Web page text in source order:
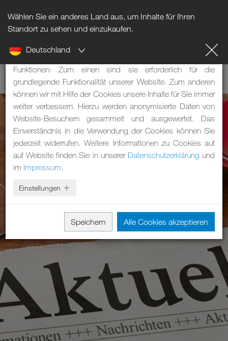
Wählen Sie ein anderes Land aus, um Inhalte für Ihren
Standort zu sehen und einzukaufen.
Deutschland
Hinweis zu Cookies
Unsere Webseite verwendet Cookies. Diese haben zwei
Funktionen: Zum einen sind sie erforderlich für die
grundlegende Funktionalität unserer Website. Zum anderen
können wir mit Hilfe der Cookies unsere Inhalte für Sie immer
weiter verbessern. Hierzu werden anonymisierte Daten von
Website-Besuchern gesammelt und ausgewertet. Das
Einverständnis in die Verwendung der Cookies können Sie
jederzeit widerrufen. Weitere Informationen zu Cookies auf
auf Website finden Sie in unserer Datenschutzerklärung und
im Impressum.
Einstellungen
Speichern Alle Cookies akzeptieren